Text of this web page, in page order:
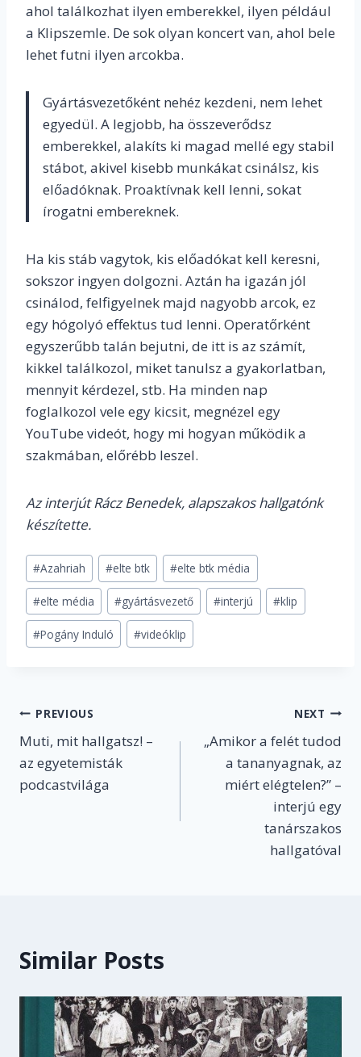
ahol találkozhat ilyen emberekkel, ilyen például
a Klipszemle. De sok olyan koncert van, ahol bele
lehet futni ilyen arcokba.
Gyártásvezetőként nehéz kezdeni, nem lehet
egyedül. A legjobb, ha összeverődsz
emberekkel, alakíts ki magad mellé egy stabil
stábot, akivel kisebb munkákat csinálsz, kis
előadóknak. Proaktívnak kell lenni, sokat
írogatni embereknek.
Ha kis stáb vagytok, kis előadókat kell keresni,
sokszor ingyen dolgozni. Aztán ha igazán jól
csinálod, felfigyelnek majd nagyobb arcok, ez
egy hógolyó effektus tud lenni. Operatőrként
egyszerűbb talán bejutni, de itt is az számít,
kikkel találkozol, miket tanulsz a gyakorlatban,
mennyit kérdezel, stb. Ha minden nap
foglalkozol vele egy kicsit, megnézel egy
YouTube videót, hogy mi hogyan működik a
szakmában, előrébb leszel.
Az interjút Rácz Benedek, alapszakos hallgatónk
készítette.
Post
Tags:
#Azahriah #elte btk #elte btk média
#elte média #gyártásvezető #interjú #klip
#Pogány Induló #videóklip
Post
navigation
PREVIOUS
Muti, mit hallgatsz! –
az egyetemisták
podcastvilága
NEXT
„Amikor a felét tudod
a tananyagnak, az
miért elégtelen?” –
interjú egy
tanárszakos
hallgatóval
Similar Posts